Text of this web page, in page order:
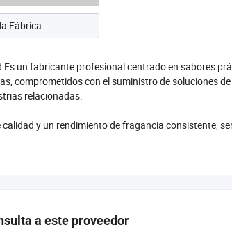
Fábrica
un fabricante profesional centrado en sabores
comprometidos con el suministro de soluciones
relacionadas.
y un rendimiento de fragancia consistente,
a este proveedor